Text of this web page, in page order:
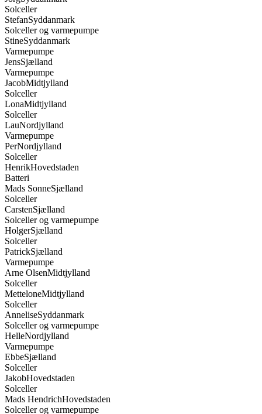
Solceller og varmepumpe
StineSyddanmark
Varmepumpe
JensSjælland
Varmepumpe
JacobMidtjylland
Solceller
LonaMidtjylland
Solceller
LauNordjylland
Varmepumpe
PerNordjylland
Solceller
HenrikHovedstaden
Batteri
Mads SonneSjælland
Solceller
CarstenSjælland
Solceller og varmepumpe
HolgerSjælland
Solceller
PatrickSjælland
Varmepumpe
Arne OlsenMidtjylland
Solceller
MetteloneMidtjylland
Solceller
AnneliseSyddanmark
Solceller og varmepumpe
HelleNordjylland
Varmepumpe
EbbeSjælland
Solceller
JakobHovedstaden
Solceller
Mads HendrichHovedstaden
Solceller og varmepumpe
KimSyddanmark
Batteri